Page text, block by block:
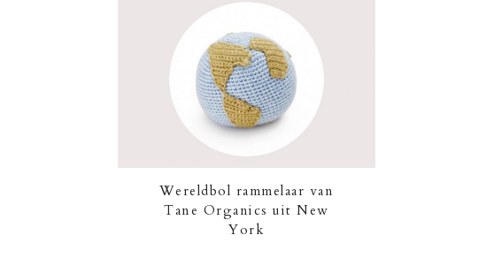
Wereldbol rammelaar van
Tane Organics uit New
York